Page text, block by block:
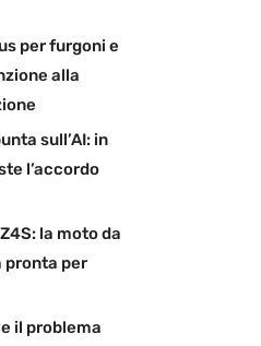
per furgoni e
alla
sull’AI: in
l’accordo
la moto da
per
il problema